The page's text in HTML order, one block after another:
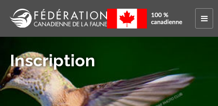
Inscription